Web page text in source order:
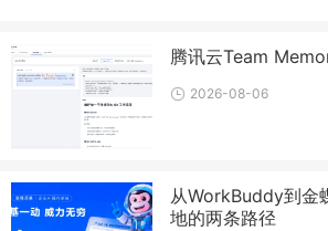
腾讯云Team
2026-08-06
从WorkBuddy到金
地的两条路径